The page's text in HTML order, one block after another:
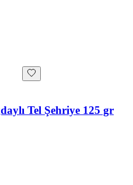
Tel Şehriye 125 gr